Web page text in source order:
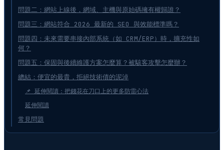
問題二：網站上線後，網域、主機與原始碼擁有權歸誰？
問題三：網站符合 2026 最新的 SEO 與效能標準嗎？
問題四：未來需要串接內部系統（如 CRM/ERP）時，擴充性如
何？
問題五：保固與後續維護方案怎麼算？被駭客攻擊怎麼辦？
總結：便宜的最貴，拒絕技術債的泥淖
📌 延伸閱讀：把錢花在刀口上的更多防雷心法
延伸閱讀
常見問題